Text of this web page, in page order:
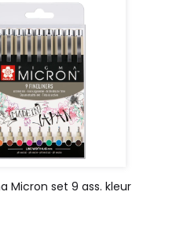
Micron set 9 ass. kleur